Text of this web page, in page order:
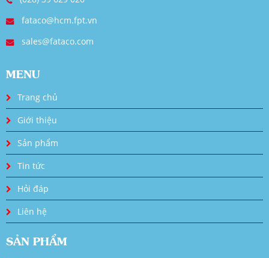
fataco@hcm.fpt.vn
sales@fataco.com
MENU
Trang chủ
Giới thiệu
Sản phẩm
Tin tức
Hỏi đáp
Liên hệ
SẢN PHẨM